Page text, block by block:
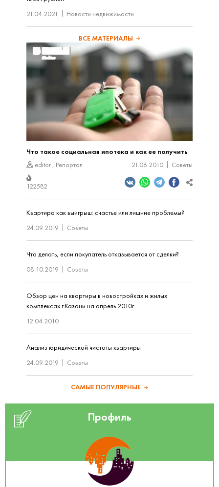
21.04.2021
Новости недвижимости
ВСЕ МАТЕРИАЛЫ
Что такое социальная ипотека и как ее получить
editor , Репортал 21.06.2010 Советы
122582
Квартира как выигрыш: счастье или лишние проблемы?
24.09.2019
Советы
Что делать, если покупатель отказывается от сделки?
08.10.2019
Советы
Обзор цен на квартиры в новостройках и жилых
комплексах г.Казани на апрель 2010г.
12.04.2010
Анализ юридической чистоты квартиры
24.09.2019
Советы
САМЫЕ ПОПУЛЯРНЫЕ
Профиль